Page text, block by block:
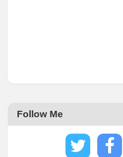
Follow Me